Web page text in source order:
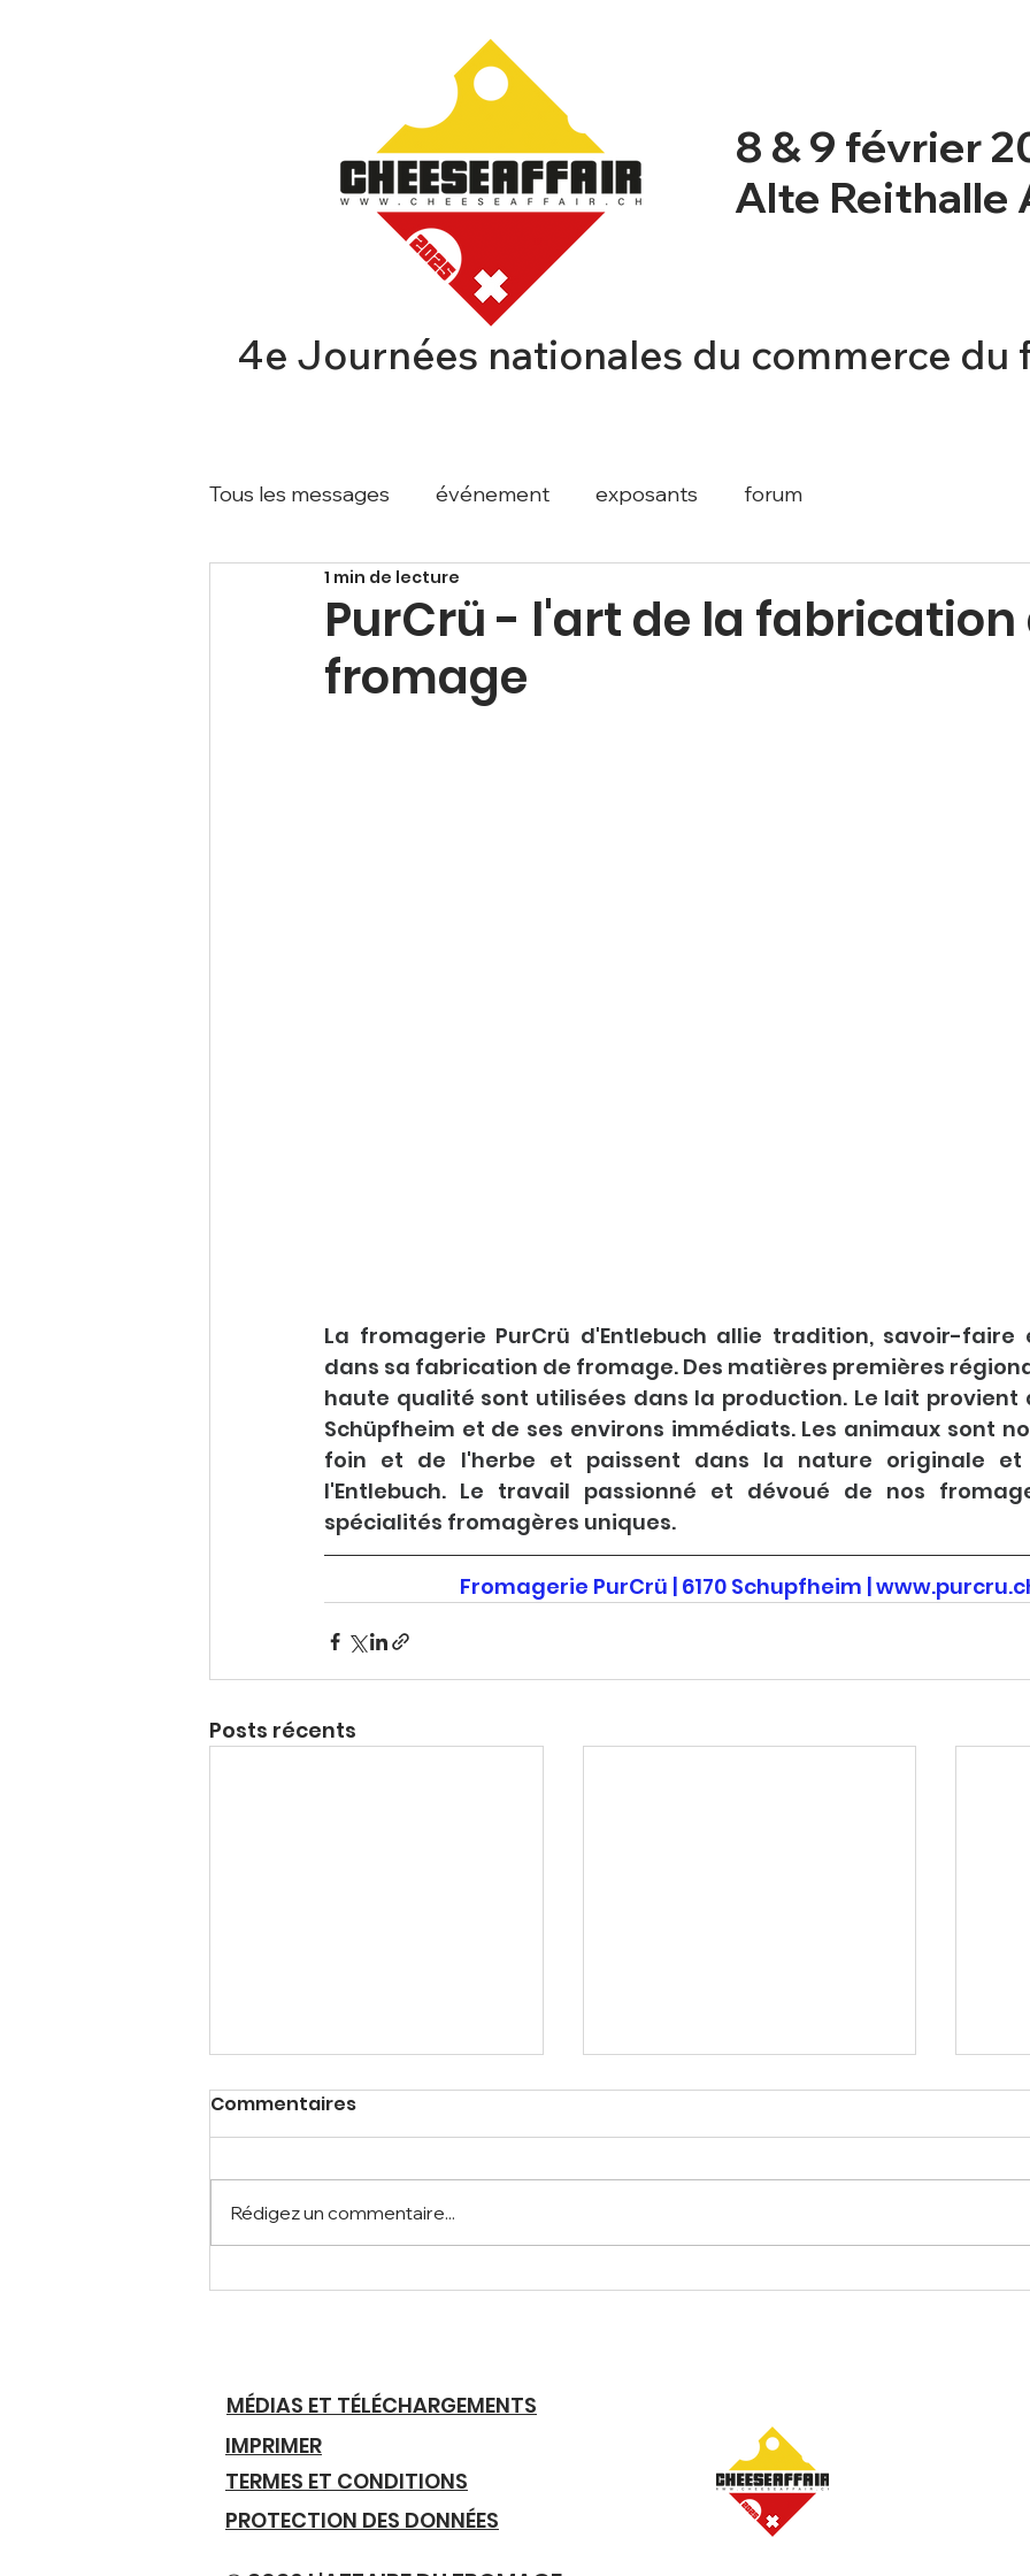
8 & 9 février
Alte Reithalle
4e Journées nationales du commerce du
Tous les messages événement exposants forum
PurCrü - l'art de la fabrication
fromage
1 min de lecture
La fromagerie PurCrü d'Entlebuch allie tradition, savoir-faire
dans sa fabrication de fromage. Des matières premières
haute qualité sont utilisées dans la production. Le lait provient
Schüpfheim et de ses environs immédiats. Les animaux sont
foin et de l'herbe et paissent dans la nature originale et
l'Entlebuch. Le travail passionné et dévoué de nos
spécialités fromagères uniques.
Fromagerie PurCrü | 6170 Schupfheim |
Posts récents
PRODUITS NATURELS DE
Sorcière Rouge - Un
Commentaires
Rédigez un commentaire...
MÉDIAS ET TÉLÉCHARGEMENTS
IMPRIMER
TERMES ET CONDITIONS
PROTECTION DES DONNÉES